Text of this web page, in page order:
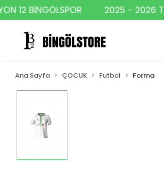
BİNGÖLSPOR 2025 - 2026 TFF
Ana Sayfa ÇOCUK Futbol Forma